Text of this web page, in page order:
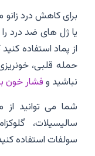
برای کاهش درد زانو
یا ژل های ضد درد را
از پماد استفاده
حمله قلبی،
نباشید وفشار خون
شما می توانید از
سالیسیلات،
سولفات استفاده